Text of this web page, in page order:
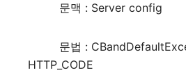
문맥 : Server config
문법 :
HTTP_CODE